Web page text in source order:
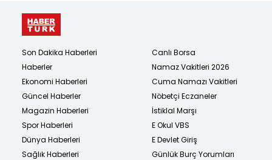
Son Dakika Haberleri
Haberler
Ekonomi Haberleri
Güncel Haberler
Magazin Haberleri
Spor Haberleri
Dünya Haberleri
Sağlık Haberleri
Canlı Borsa
Namaz Vakitleri 2026
Cuma Namazı Vakitleri
Nöbetçi Eczaneler
İstiklal Marşı
E Okul VBS
E Devlet Giriş
Günlük Burç Yorumları